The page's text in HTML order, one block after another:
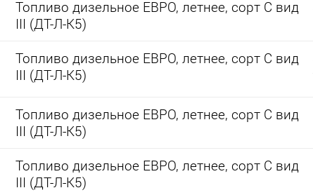
Топливо дизельное ЕВРО, летнее, сорт С вид
III (ДТ-Л-К5)
Топливо дизельное ЕВРО, летнее, сорт С вид
III (ДТ-Л-К5)
Топливо дизельное ЕВРО, летнее, сорт С вид
III (ДТ-Л-К5)
Топливо дизельное ЕВРО, летнее, сорт С вид
III (ДТ-Л-К5)